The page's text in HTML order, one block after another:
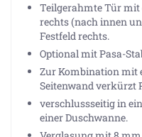
Teilgerahmte Tür mit
rechts (nach innen
Festfeld rechts.
Optional mit Pasa-
Zur Kombination mit
Seitenwand verkürzt
verschlussseitig in
einer Duschwanne.